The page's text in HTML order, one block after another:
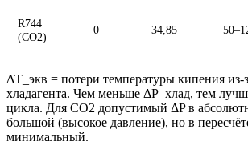
R744
(CO2)
0 34,85
ΔT_экв = потери температуры кипения из-
хладагента. Чем меньше ΔP_хлад, тем
цикла. Для CO2 допустимый ΔP в
большой (высокое давление), но в
минимальный.